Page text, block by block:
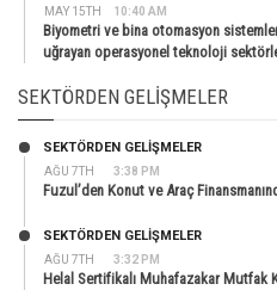
MAY 15TH 10:40 AM
Biyometri ve bina otomasyon
uğrayan operasyonel teknoloji
SEKTÖRDEN GELIŞMELER
AĞU 7TH 3:38 PM
SEKTÖRDEN GELIŞMELER
Fuzul’den Konut ve Araç
AĞU 7TH 3:32 PM
SEKTÖRDEN GELIŞMELER
Helal Sertifikalı Muhafazakar Mutfak